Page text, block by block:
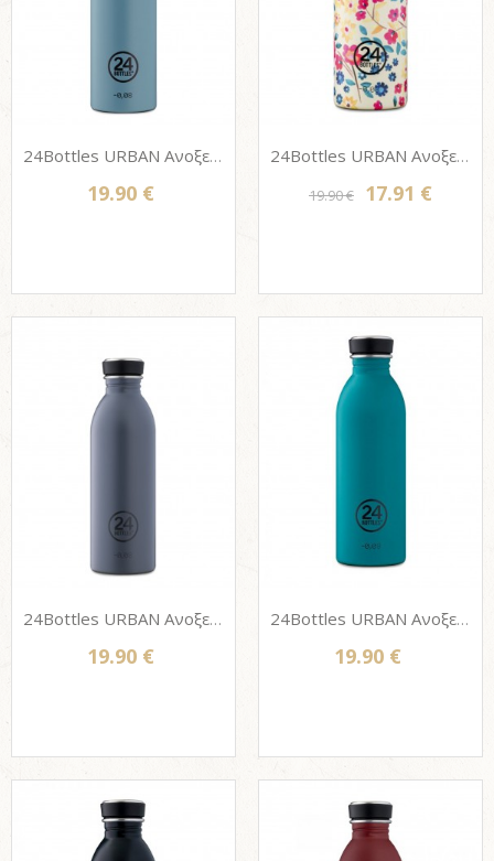
24Bottles URBAN Ανοξείδωτο μπουκάλι - POWDER BLUE 500ml
19.90 €
24Bottles URBAN Ανοξείδωτο μπουκάλι - PETIT JARDIN 500ml
19.90 € 17.91 €
24Bottles URBAN Ανοξείδωτο μπουκάλι - FORMAL GREY 500ml
19.90 €
24Bottles URBAN Ανοξείδωτο μπουκάλι - ATLANTIC BAY 500ml
19.90 €